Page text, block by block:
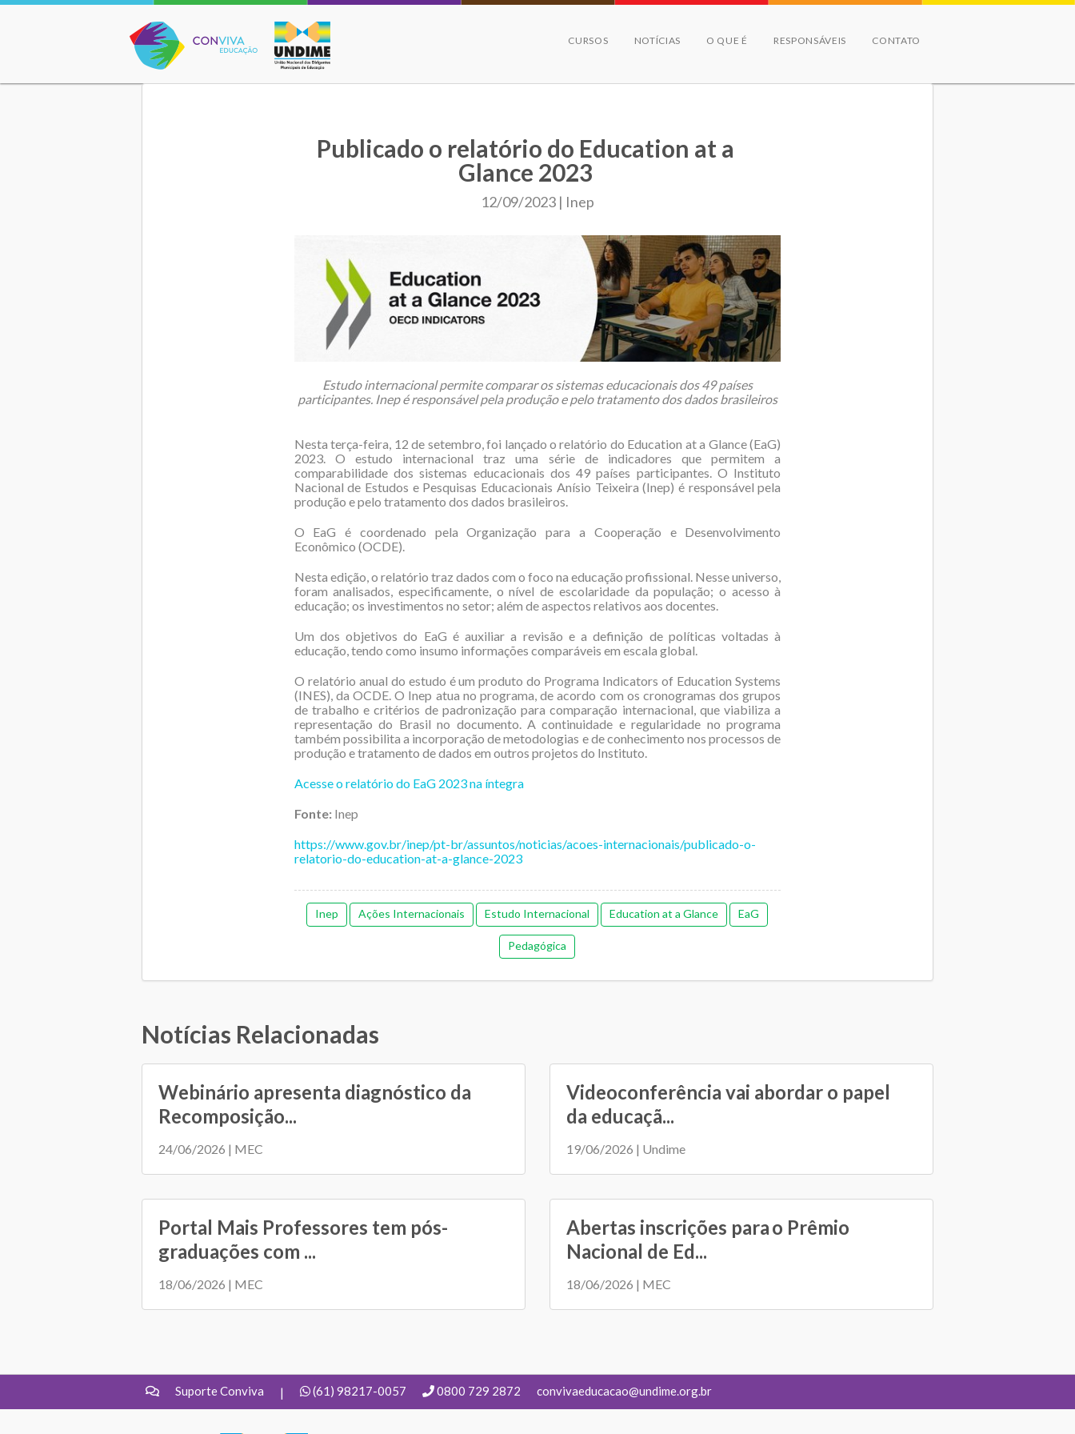
Conviva Educação
CURSOS NOTÍCIAS O QUE É RESPONSÁVEIS CONTATO
Publicado o relatório do Education at a
Glance 2023
12/09/2023 | Inep
Estudo internacional permite comparar os sistemas educacionais dos 49 países
participantes. Inep é responsável pela produção e pelo tratamento dos dados brasileiros
Nesta terça-feira, 12 de setembro, foi lançado o relatório do Education at a Glance (EaG)
2023. O estudo internacional traz uma série de indicadores que permitem a
comparabilidade dos sistemas educacionais dos 49 países participantes. O Instituto
Nacional de Estudos e Pesquisas Educacionais Anísio Teixeira (Inep) é responsável pela
produção e pelo tratamento dos dados brasileiros.
O EaG é coordenado pela Organização para a Cooperação e Desenvolvimento
Econômico (OCDE).
Nesta edição, o relatório traz dados com o foco na educação profissional. Nesse universo,
foram analisados, especificamente, o nível de escolaridade da população; o acesso à
educação; os investimentos no setor; além de aspectos relativos aos docentes.
Um dos objetivos do EaG é auxiliar a revisão e a definição de políticas voltadas à
educação, tendo como insumo informações comparáveis em escala global.
O relatório anual do estudo é um produto do Programa Indicators of Education Systems
(INES), da OCDE. O Inep atua no programa, de acordo com os cronogramas dos grupos
de trabalho e critérios de padronização para comparação internacional, que viabiliza a
representação do Brasil no documento. A continuidade e regularidade no programa
também possibilita a incorporação de metodologias e de conhecimento nos processos de
produção e tratamento de dados em outros projetos do Instituto.
Acesse o relatório do EaG 2023 na íntegra
Fonte: Inep
https://www.gov.br/inep/pt-br/assuntos/noticias/acoes-internacionais/publicado-o-
relatorio-do-education-at-a-glance-2023
Inep Ações Internacionais Estudo Internacional Education at a Glance EaG
Pedagógica
Notícias Relacionadas
Webinário apresenta diagnóstico da
Recomposição...
24/06/2026 | MEC
Videoconferência vai abordar o papel
da educaçã...
19/06/2026 | Undime
Portal Mais Professores tem pós-
graduações com ...
18/06/2026 | MEC
Abertas inscrições para o Prêmio
Nacional de Ed...
18/06/2026 | MEC
Suporte Conviva | (61) 98217-0057 0800 729 2872 convivaeducacao@undime.org.br